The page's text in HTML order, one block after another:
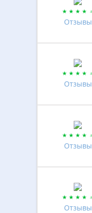
Отзывы
Отзывы
Отзывы
Отзывы